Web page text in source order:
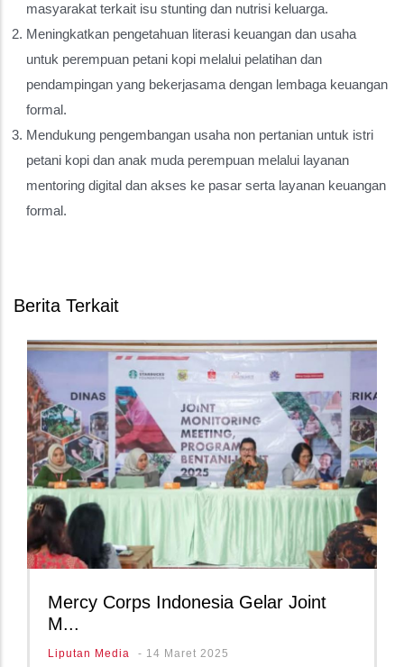
masyarakat terkait isu stunting dan nutrisi keluarga.
Meningkatkan pengetahuan literasi keuangan dan usaha
untuk perempuan petani kopi melalui pelatihan dan
pendampingan yang bekerjasama dengan lembaga keuangan
formal.
Mendukung pengembangan usaha non pertanian untuk istri
petani kopi dan anak muda perempuan melalui layanan
mentoring digital dan akses ke pasar serta layanan keuangan
formal.
Berita Terkait
Mercy Corps Indonesia Gelar Joint
M...
Liputan Media - 14 Maret 2025